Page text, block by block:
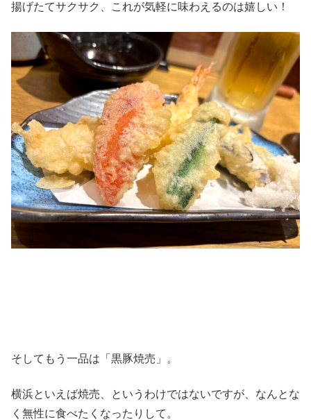
揚げたてサクサク、これが気軽に味わえるのは嬉しい！
そしてもう一品は「黒豚焼売」。
横浜といえば焼売、というわけではないですが、なんとな
く無性に食べたくなったりして。